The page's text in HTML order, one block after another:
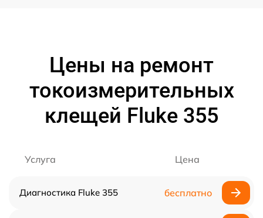
Цены на ремонт
токоизмерительных
клещей Fluke 355
Услуга Цена
Диагностика Fluke 355 бесплатно